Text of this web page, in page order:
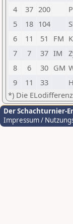
4
37 200
5
18 104
6
11 51 FM
7
7 37 IM
8
6 30 GM
9
11 33
*) Die
Der Schachturnier-
Impressum /